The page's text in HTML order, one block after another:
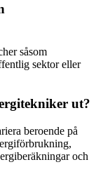
såsom
sektor eller
ut?
beroende på
och